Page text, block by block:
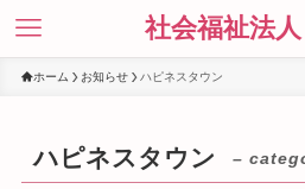
社会福祉法
ホーム お知らせ ハピネスタウン
ハピネスタウン –